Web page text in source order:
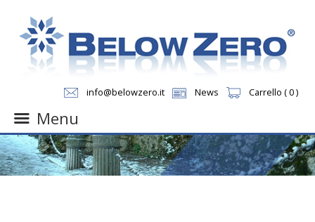
info@belowzero.it News Carrello ( 0 )
Menu
Skip
to
content